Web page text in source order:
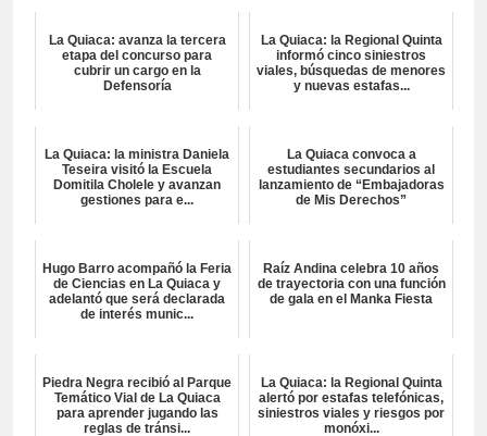
La Quiaca: avanza la tercera
etapa del concurso para
cubrir un cargo en la
Defensoría
La Quiaca: la Regional Quinta
informó cinco siniestros
viales, búsquedas de menores
y nuevas estafas...
La Quiaca: la ministra Daniela
Teseira visitó la Escuela
Domitila Cholele y avanzan
gestiones para e...
La Quiaca convoca a
estudiantes secundarios al
lanzamiento de “Embajadoras
de Mis Derechos”
Hugo Barro acompañó la Feria
de Ciencias en La Quiaca y
adelantó que será declarada
de interés munic...
Raíz Andina celebra 10 años
de trayectoria con una función
de gala en el Manka Fiesta
Piedra Negra recibió al Parque
Temático Vial de La Quiaca
para aprender jugando las
reglas de tránsi...
La Quiaca: la Regional Quinta
alertó por estafas telefónicas,
siniestros viales y riesgos por
monóxi...